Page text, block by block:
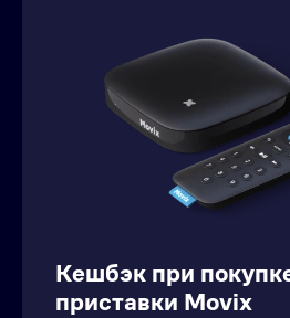
Кeшбэк при
приставки Movix